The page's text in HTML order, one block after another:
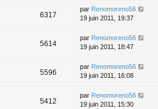
6317
par Renomoreno56
19 juin 2011, 19:37
5614
par Renomoreno56
19 juin 2011, 18:47
5596
par Renomoreno56
19 juin 2011, 16:08
5412
par Renomoreno56
19 juin 2011, 15:30